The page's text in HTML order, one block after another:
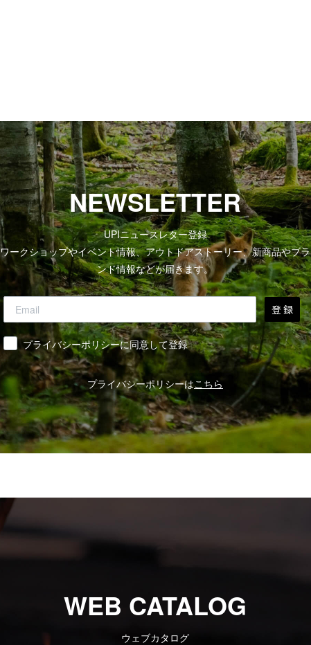
NEWSLETTER
UPIニュースレター登録
ワークショップやイベント情報、アウトドアストーリー、新商品やブラ
ンド情報などが届きます。
登 録
同意プライバシーポリシーに同意して登録
プライバシーポリシーはこちら
WEB CATALOG
ウェブカタログ